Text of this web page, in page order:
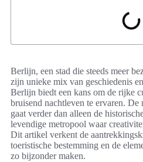
Berlijn, een stad die steeds meer
zijn unieke mix van geschiedenis
Berlijn biedt een kans om de rijke
bruisend nachtleven te ervaren.
gaat verder dan alleen de
levendige metropool waar
Dit artikel verkent de
toeristische bestemming en de
zo bijzonder maken.